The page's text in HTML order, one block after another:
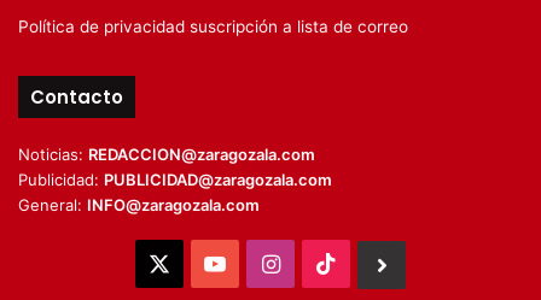
Política de privacidad suscripción a lista de correo
Contacto
Noticias: REDACCION@zaragozala.com
Publicidad: PUBLICIDAD@zaragozala.com
General: INFO@zaragozala.com
YouTubeInstagram
TikTok